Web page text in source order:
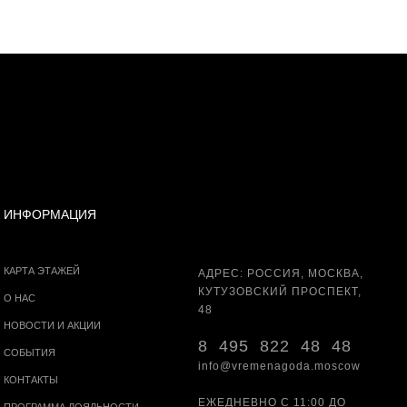
ИНФОРМАЦИЯ
КАРТА ЭТАЖЕЙ
О НАС
НОВОСТИ И АКЦИИ
СОБЫТИЯ
КОНТАКТЫ
АДРЕС: РОССИЯ, МОСКВА,
КУТУЗОВСКИЙ ПРОСПЕКТ,
48
8 495 822 48 48
info@vremenagoda.moscow
ЕЖЕДНЕВНО С 11:00 ДО